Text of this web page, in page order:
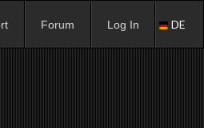
Forum Log In DE